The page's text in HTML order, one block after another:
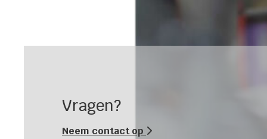
Vragen?
Neem contact op